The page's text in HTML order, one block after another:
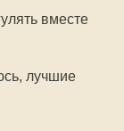
вместе
лучшие